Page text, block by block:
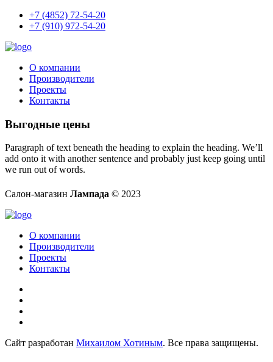
+7 (4852) 72-54-20
+7 (910) 972-54-20
О компании
Производители
Проекты
Контакты
Выгодные цены
Paragraph of text beneath the heading to explain the heading. We’ll
add onto it with another sentence and probably just keep going until
we run out of words.
Салон-магазин Лампада © 2023
О компании
Производители
Проекты
Контакты
Сайт разработан Михаилом Хотиным. Все права защищены.